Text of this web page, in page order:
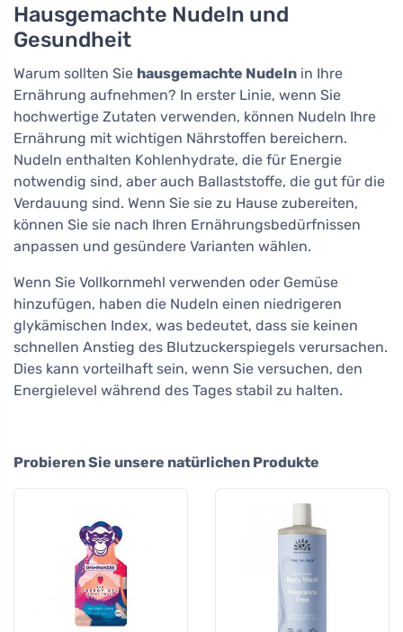
Hausgemachte Nudeln und
Gesundheit
Warum sollten Sie hausgemachte Nudeln in Ihre
Ernährung aufnehmen? In erster Linie, wenn Sie
hochwertige Zutaten verwenden, können Nudeln Ihre
Ernährung mit wichtigen Nährstoffen bereichern.
Nudeln enthalten Kohlenhydrate, die für Energie
notwendig sind, aber auch Ballaststoffe, die gut für die
Verdauung sind. Wenn Sie sie zu Hause zubereiten,
können Sie sie nach Ihren Ernährungsbedürfnissen
anpassen und gesündere Varianten wählen.
Wenn Sie Vollkornmehl verwenden oder Gemüse
hinzufügen, haben die Nudeln einen niedrigeren
glykämischen Index, was bedeutet, dass sie keinen
schnellen Anstieg des Blutzuckerspiegels verursachen.
Dies kann vorteilhaft sein, wenn Sie versuchen, den
Energielevel während des Tages stabil zu halten.
Probieren Sie unsere natürlichen Produkte